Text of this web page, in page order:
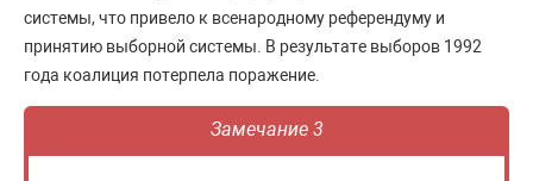
системы, что привело к всенародному референдуму и
принятию выборной системы. В результате выборов 1992
года коалиция потерпела поражение.
Замечание 3